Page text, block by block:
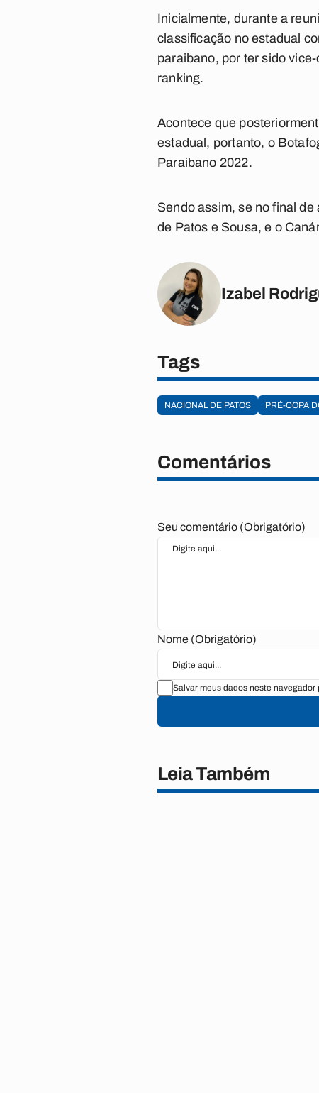
Inicialmente, durante a
classificação no estadual
paraibano, por ter sido
ranking.
Acontece que
estadual, portanto, o
Paraibano 2022.
Sendo assim, se no final
de Patos e Sousa, e o
Izabel
Tags
NACIONAL DE PATOS PRÉ-COPA
Comentários
Seu comentário (Obrigatório)
Nome (Obrigatório)
Salvar meus dados neste
Leia Também